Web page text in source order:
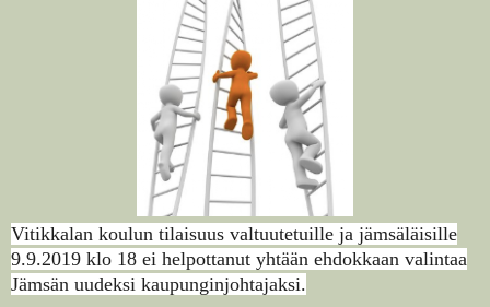
Vitikkalan koulun tilaisuus valtuutetuille ja jämsäläisille
9.9.2019 klo 18 ei helpottanut yhtään ehdokkaan valintaa
Jämsän uudeksi kaupunginjohtajaksi.